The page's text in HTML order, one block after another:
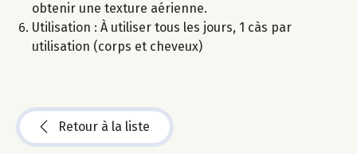
obtenir une texture aérienne.
Utilisation : À utiliser tous les jours, 1 càs par
utilisation (corps et cheveux)
Retour à la liste